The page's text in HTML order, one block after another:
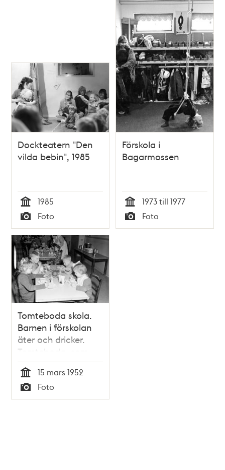
Dockteatern "Den
vilda bebin", 1985
Tid
1985
Typ
Foto
Förskola i
Bagarmossen
Tid
1973 till 1977
Typ
Foto
Tomteboda skola.
Barnen i förskolan
äter och dricker.
Tomteboda, som
låg i Solna vid
Stockholm, var en
internatskola för
blinda och gravt
Tid
15 mars 1952
Typ
Foto